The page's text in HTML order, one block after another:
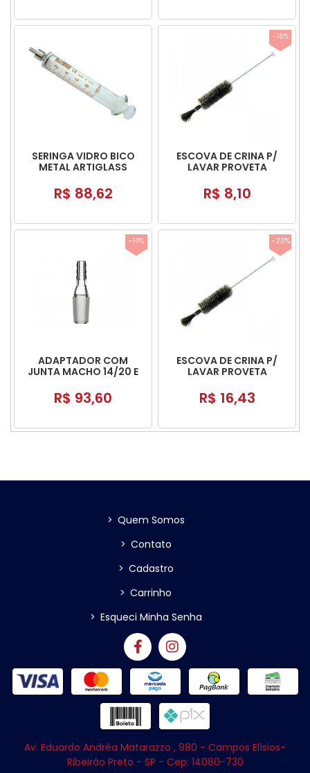
SERINGA VIDRO BICO
METAL ARTIGLASS
R$ 88,62
-16%
ESCOVA DE CRINA P/
LAVAR PROVETA
RABICHO
R$ 8,10
-14%
ADAPTADOR COM
JUNTA MACHO 14/20 E
R$ 93,60
-20%
ESCOVA DE CRINA P/
LAVAR PROVETA
R$ 16,43
> Quem Somos
> Contato
> Cadastro
> Carrinho
> Esqueci Minha Senha
Av. Eduardo Andréa Matarazzo , 980 - Campos Elísios-
Ribeirão Preto - SP - Cep: 14080-730